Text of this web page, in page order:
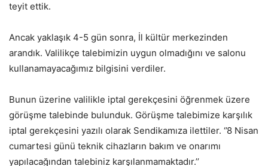
teyit ettik.
Ancak yaklaşık 4-5 gün sonra, İl kültür merkezinden
arandık. Valilikçe talebimizin uygun olmadığını ve salonu
kullanamayacağımız bilgisini verdiler.
Bunun üzerine valilikle iptal gerekçesini öğrenmek üzere
görüşme talebinde bulunduk. Görüşme talebimize karşılık
iptal gerekçesini yazılı olarak Sendikamıza ilettiler. ‘’8 Nisan
cumartesi günü teknik cihazların bakım ve onarımı
yapılacağından talebiniz karşılanmamaktadır.’’